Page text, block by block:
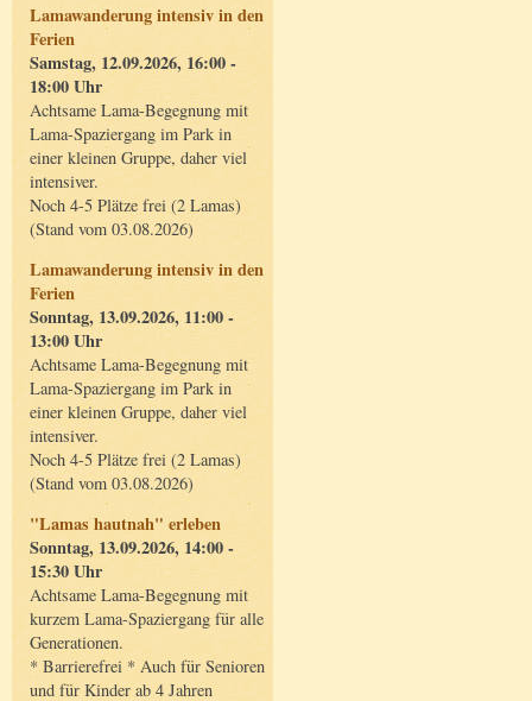
Lamawanderung intensiv in den
Ferien
Samstag, 12.09.2026, 16:00 -
18:00 Uhr
Achtsame Lama-Begegnung mit
Lama-Spaziergang im Park in
einer kleinen Gruppe, daher viel
intensiver.
Noch 4-5 Plätze frei (2 Lamas)
(Stand vom 03.08.2026)
Lamawanderung intensiv in den
Ferien
Sonntag, 13.09.2026, 11:00 -
13:00 Uhr
Achtsame Lama-Begegnung mit
Lama-Spaziergang im Park in
einer kleinen Gruppe, daher viel
intensiver.
Noch 4-5 Plätze frei (2 Lamas)
(Stand vom 03.08.2026)
"Lamas hautnah" erleben
Sonntag, 13.09.2026, 14:00 -
15:30 Uhr
Achtsame Lama-Begegnung mit
kurzem Lama-Spaziergang für alle
Generationen.
* Barrierefrei * Auch für Senioren
und für Kinder ab 4 Jahren